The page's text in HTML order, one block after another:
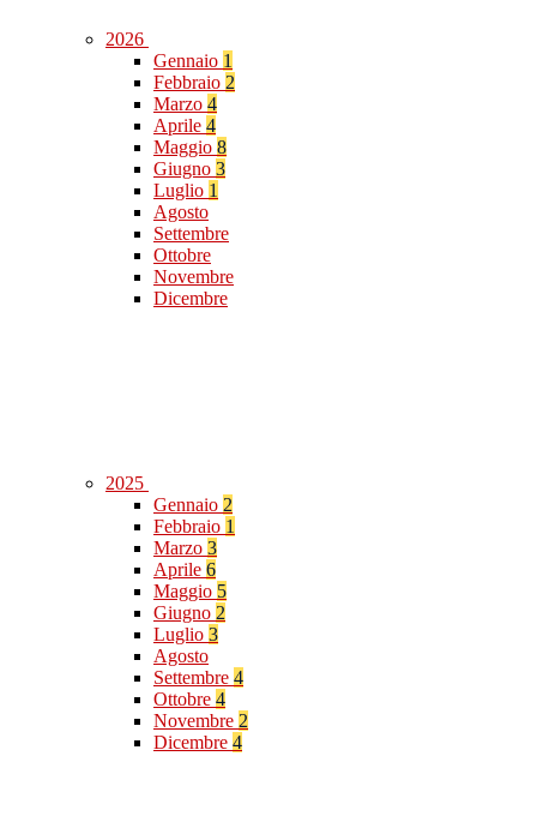
2026
Gennaio 1
Febbraio 2
Marzo 4
Aprile 4
Maggio 8
Giugno 3
Luglio 1
Agosto
Settembre
Ottobre
Novembre
Dicembre
2025
Gennaio 2
Febbraio 1
Marzo 3
Aprile 6
Maggio 5
Giugno 2
Luglio 3
Agosto
Settembre 4
Ottobre 4
Novembre 2
Dicembre 4